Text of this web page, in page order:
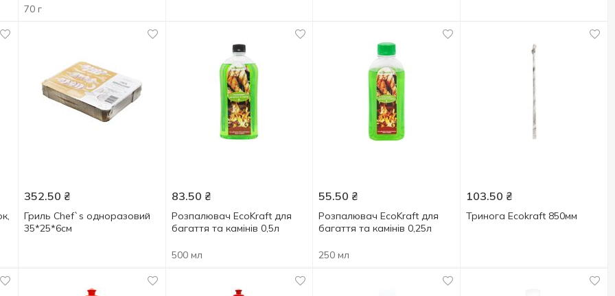
70 г
352.50 ₴
Гриль Chef`s одноразовий
35*25*6см
83.50 ₴
Розпалювач EcoKraft для
багаття та камінів 0,5л
500 мл
55.50 ₴
Розпалювач EcoKraft для
багаття та камінів 0,25л
250 мл
103.50 ₴
Тринога Ecokraft 850мм